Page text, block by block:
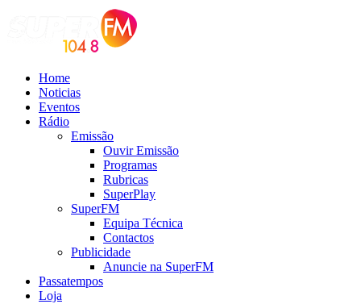
Home
Noticias
Eventos
Rádio
Emissão
Ouvir Emissão
Programas
Rubricas
SuperPlay
SuperFM
Equipa Técnica
Contactos
Publicidade
Anuncie na SuperFM
Passatempos
Loja